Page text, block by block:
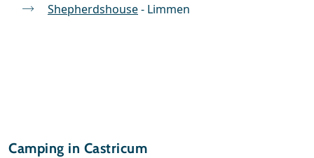
Shepherdshouse- Limmen
Camping in Castricum